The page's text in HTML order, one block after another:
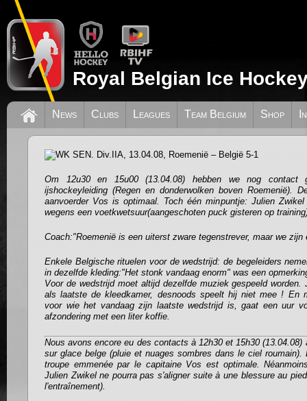
Royal Belgian Ice
News Clubs Leagues Team Belgium Shop
WK SEN. Div.IIA, 13.04.08, Roemenië
Om 12u30 en 15u00 (13.04.08) hebben we nog contact
ijshockeyleiding (Regen en donderwolken boven Roemenië).
aanvoerder Vos is optimaal. Toch één minpuntje: Julien
wegens een voetkwetsuur(aangeschoten puck gisteren op
Coach:"Roemenië is een uiterst zware tegenstrever, maar we zijn
Enkele Belgische rituelen voor de wedstrijd: de begeleiders
in dezelfde kleding:"Het stonk vandaag enorm" was een
Voor de wedstrijd moet altijd dezelfde muziek gespeeld
als laatste de kleedkamer, desnoods speelt hij niet mee ! En
voor wie het vandaag zijn laatste wedstrijd is, gaat een uur
afzondering met een liter koffie.
Nous avons encore eu des contacts à 12h30 et 15h30
sur glace belge (pluie et nuages sombres dans le ciel roumain).
troupe emmenée par le capitaine Vos est optimale.
Julien Zwikel ne pourra pas s'aligner suite à une blessure au
l'entraînement).